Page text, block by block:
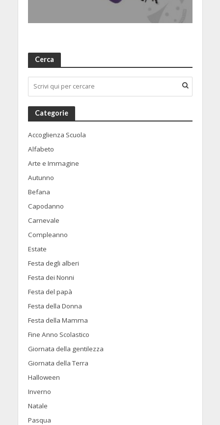
Cerca
Categorie
Accoglienza Scuola
Alfabeto
Arte e Immagine
Autunno
Befana
Capodanno
Carnevale
Compleanno
Estate
Festa degli alberi
Festa dei Nonni
Festa del papà
Festa della Donna
Festa della Mamma
Fine Anno Scolastico
Giornata della gentilezza
Giornata della Terra
Halloween
Inverno
Natale
Pasqua